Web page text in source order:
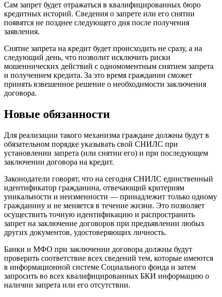
Сам запрет будет отражаться в квалифицированных бюро
кредитных историй. Сведения о запрете или его снятии
появятся не позднее следующего дня после получения
заявления.
Снятие запрета на кредит будет происходить не сразу, а на
следующий день, что позволит исключить риски
мошеннических действий с одномоментным снятием запрета
и получением кредита. За это время гражданин сможет
принять взвешенное решение о необходимости заключения
договора.
Новые обязанности
Для реализации такого механизма граждане должны будут в
обязательном порядке указывать свой СНИЛС при
установлении запрета (или снятии его) и при последующем
заключении договора на кредит.
Законодатели говорят, что на сегодня СНИЛС единственный
идентификатор гражданина, отвечающий критериям
уникальности и неизменности — принадлежит только одному
гражданину и не меняется в течение жизни. Это позволяет
осуществить точную идентификацию и распространить
запрет на заключение договоров при предъявлении любых
других документов, удостоверяющих личность.
Банки и МФО при заключении договора должны будут
проверить соответствие всех сведений тем, которые имеются
в информационной системе Социального фонда и затем
запросить во всех квалифицированных БКИ информацию о
наличии запрета или его отсутствии.